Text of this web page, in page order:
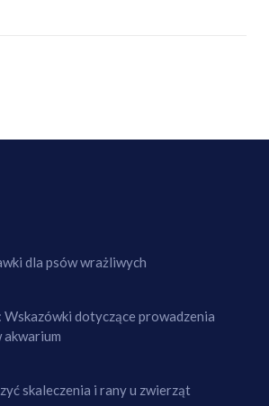
dla psów wrażliwych
dotyczące prowadzenia
skaleczenia i rany u zwierząt